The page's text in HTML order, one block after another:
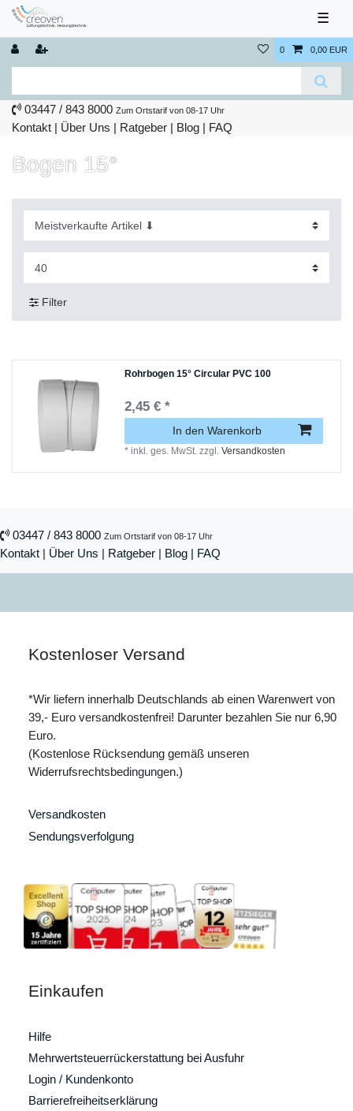
☰
0 0,00 EUR
03447 / 843 8000 Zum Ortstarif von 08-17 Uhr
Kontakt | Über Uns | Ratgeber | Blog | FAQ
Bogen 15°
Filter
Rohrbogen 15° Circular PVC 100
2,45 € *
In den Warenkorb
*inkl. ges. MwSt. zzgl.Versandkosten
03447 / 843 8000 Zum Ortstarif von 08-17 Uhr
Kontakt | Über Uns | Ratgeber | Blog | FAQ
Kostenloser Versand
*Wir liefern innerhalb Deutschlands ab einen Warenwert von
39,- Euro versandkostenfrei! Darunter bezahlen Sie nur 6,90
Euro.
(Kostenlose Rücksendung gemäß unseren
Widerrufsrechtsbedingungen.)
Versandkosten
Sendungsverfolgung
Einkaufen
Hilfe
Mehrwertsteuerrückerstattung bei Ausfuhr
Login / Kundenkonto
Barrierefreiheitserklärung